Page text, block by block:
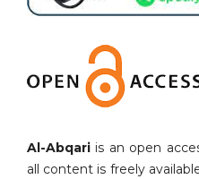
Al-Abqari is an open
all content is freely